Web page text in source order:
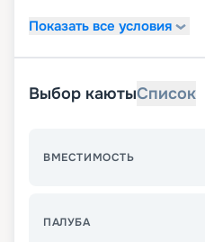
Показать все условия
Выбор каютыСписок
ВМЕСТИМОСТЬ
ПАЛУБА